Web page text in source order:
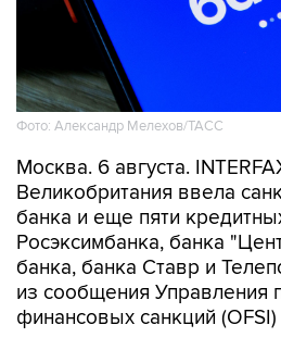
Фото: Александр Мелехов/ТАСС
Москва. 6 августа.
Великобритания ввела
банка и еще пяти
Росэксимбанка, банка
банка, банка Ставр и
из сообщения Управления
финансовых санкций